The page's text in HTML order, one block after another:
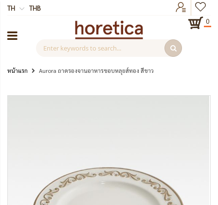
TH
THB
0
หน้าแรก Aurora ถาดรองจานอาหารขอบหลุยส์ทอง สีขาว